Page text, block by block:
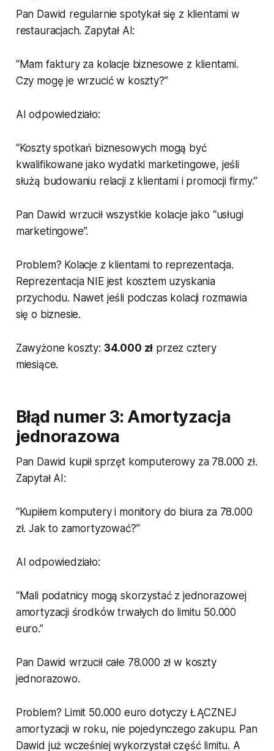
Pan Dawid regularnie spotykał się z klientami w
restauracjach. Zapytał AI:
“Mam faktury za kolacje biznesowe z klientami.
Czy mogę je wrzucić w koszty?”
AI odpowiedziało:
“Koszty spotkań biznesowych mogą być
kwalifikowane jako wydatki marketingowe, jeśli
służą budowaniu relacji z klientami i promocji firmy.”
Pan Dawid wrzucił wszystkie kolacje jako “usługi
marketingowe”.
Problem? Kolacje z klientami to reprezentacja.
Reprezentacja NIE jest kosztem uzyskania
przychodu. Nawet jeśli podczas kolacji rozmawia
się o biznesie.
Zawyżone koszty: 34.000 zł przez cztery
miesiące.
Błąd numer 3: Amortyzacja
jednorazowa
Pan Dawid kupił sprzęt komputerowy za 78.000 zł.
Zapytał AI:
“Kupiłem komputery i monitory do biura za 78.000
zł. Jak to zamortyzować?”
AI odpowiedziało:
“Mali podatnicy mogą skorzystać z jednorazowej
amortyzacji środków trwałych do limitu 50.000
euro.”
Pan Dawid wrzucił całe 78.000 zł w koszty
jednorazowo.
Problem? Limit 50.000 euro dotyczy ŁĄCZNEJ
amortyzacji w roku, nie pojedynczego zakupu. Pan
Dawid już wcześniej wykorzystał część limitu. A